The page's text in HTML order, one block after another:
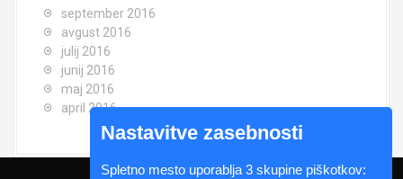
Nastavitve zasebnosti
Spletno mesto uporablja 3 skupine piškotkov:
september 2016
avgust 2016
julij 2016
junij 2016
maj 2016
april 2016